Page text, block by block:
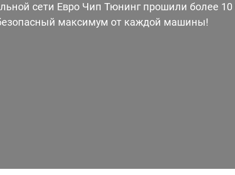
сети Евро Чип Тюнинг прошили более
максимум от каждой машины!